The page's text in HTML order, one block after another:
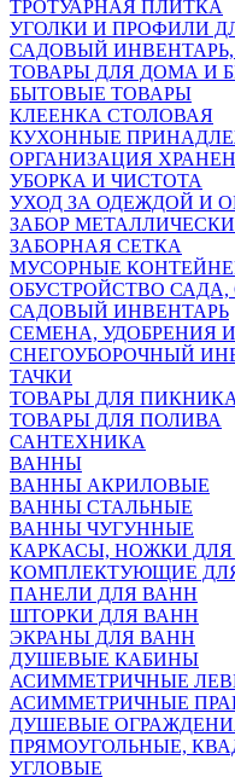
ТРОТУАРНАЯ ПЛИТКА
УГОЛКИ И ПРОФИЛИ
САДОВЫЙ
ТОВАРЫ ДЛЯ ДОМА И
БЫТОВЫЕ ТОВАРЫ
КЛЕЕНКА СТОЛОВАЯ
КУХОННЫЕ
ОРГАНИЗАЦИЯ
УБОРКА И ЧИСТОТА
УХОД ЗА ОДЕЖДОЙ И
ЗАБОР
ЗАБОРНАЯ СЕТКА
МУСОРНЫЕ
ОБУСТРОЙСТВО САДА,
САДОВЫЙ ИНВЕНТАРЬ
СЕМЕНА, УДОБРЕНИЯ
СНЕГОУБОРОЧНЫЙ
ТАЧКИ
ТОВАРЫ ДЛЯ ПИКНИКА
ТОВАРЫ ДЛЯ ПОЛИВА
САНТЕХНИКА
ВАННЫ
ВАННЫ АКРИЛОВЫЕ
ВАННЫ СТАЛЬНЫЕ
ВАННЫ ЧУГУННЫЕ
КАРКАСЫ, НОЖКИ
КОМПЛЕКТУЮЩИЕ
ПАНЕЛИ ДЛЯ ВАНН
ШТОРКИ ДЛЯ ВАНН
ЭКРАНЫ ДЛЯ ВАНН
ДУШЕВЫЕ КАБИНЫ
АСИММЕТРИЧНЫЕ
АСИММЕТРИЧНЫЕ
ДУШЕВЫЕ
ПРЯМОУГОЛЬНЫЕ,
УГЛОВЫЕ